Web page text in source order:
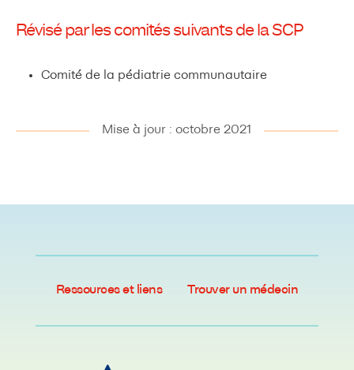
Révisé par les comités suivants de la SCP
Comité de la pédiatrie communautaire
Mise à jour : octobre 2021
Ressources et liens Trouver un médecin